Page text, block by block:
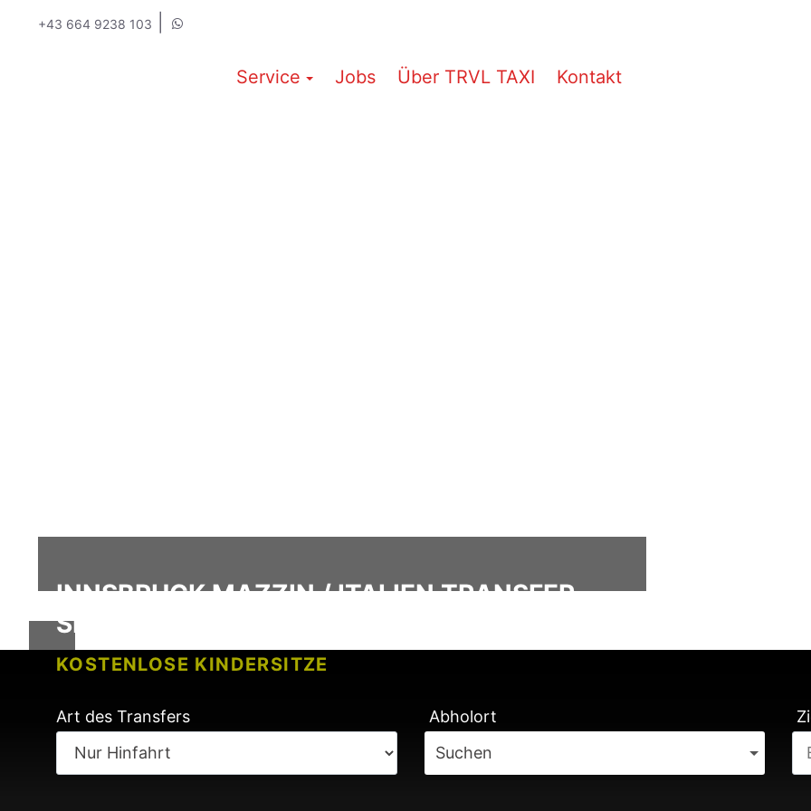
+43 664 9238 103
Service Jobs Über TRVL TAXI Kontakt
KOSTENLOSE KINDERSITZE
KEINE GEBÜHREN BEI FLUGVERSPÄTUNG
Art des Transfers
Abholort
Suchen
INNSBRUCK MAZZIN / ITALIEN TRANSFER
SERVICE